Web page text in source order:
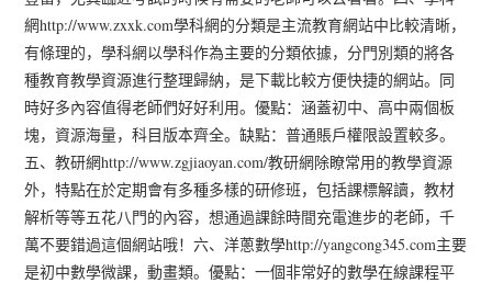
網http://www.zxxk.com學科網的分類是主流教育網站中比較清晰，
有條理的，學科網以學科作為主要的分類依據，分門別類的將各
種教育教學資源進行整理歸納，是下載比較方便快捷的網站。同
時好多內容值得老師們好好利用。優點：涵蓋初中、高中兩個板
塊，資源海量，科目版本齊全。缺點：普通賬戶權限設置較多。
五、教研網http://www.zgjiaoyan.com/教研網除瞭常用的教學資源
外，特點在於定期會有多種多樣的研修班，包括課標解讀，教材
解析等等五花八門的內容，想通過課餘時間充電進步的老師，千
萬不要錯過這個網站哦！六、洋蔥數學http://yangcong345.com主要
是初中數學微課，動畫類。優點：一個非常好的數學在線課程平